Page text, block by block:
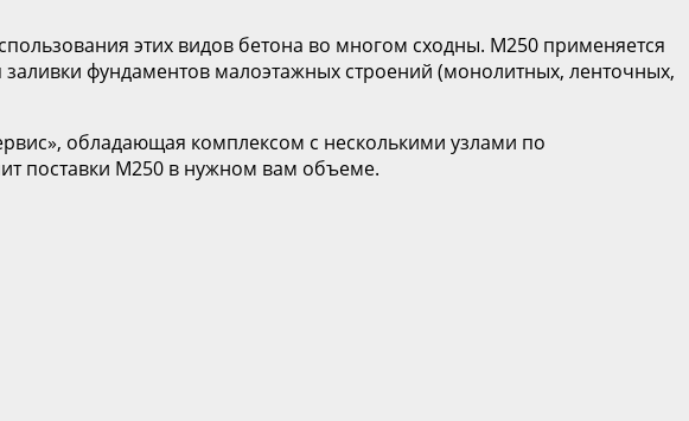
этих видов бетона во многом сходны. М250 применяется
фундаментов малоэтажных строений (монолитных, ленточных,
обладающая комплексом с несколькими узлами по
поставки М250 в нужном вам объеме.